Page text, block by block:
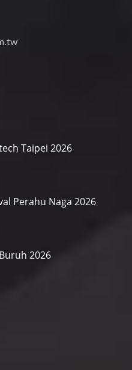
Taipei 2026
Perahu Naga 2026
2026